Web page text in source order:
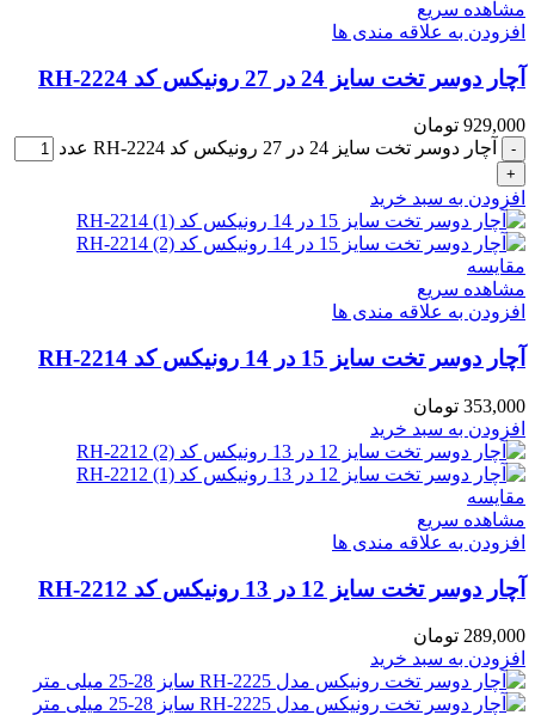
مشاهده سریع
افزودن به علاقه مندی ها
آچار دوسر تخت سایز 24 در 27 رونیکس کد RH-2224
929,000 تومان
آچار دوسر تخت سایز 24 در 27 رونیکس کد RH-2224 عدد
افزودن به سبد خرید
مقایسه
مشاهده سریع
افزودن به علاقه مندی ها
آچار دوسر تخت سایز 15 در 14 رونیکس کد RH-2214
353,000 تومان
افزودن به سبد خرید
مقایسه
مشاهده سریع
افزودن به علاقه مندی ها
آچار دوسر تخت سایز 12 در 13 رونیکس کد RH-2212
289,000 تومان
افزودن به سبد خرید